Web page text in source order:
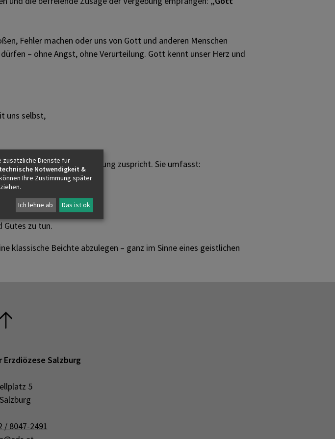
in der
und
persönliche
&
der Taufe
Fehler machen oder uns von Gott und anderen Menschen
– ohne Angst, ohne Verurteilung. Gott kennt unser Herz und
uns selbst,
Namen Jesu die Vergebung zuspricht. Sie umfasst:
Gutes zu tun.
klassische Beichte abzulegen – ganz im Sinne eines geistlichen
Salzburg
5
/ 8047-2491
zusätzliche Dienste für
Notwendigkeit &
Ihre Zustimmung später
Ich lehne ab Das ist ok